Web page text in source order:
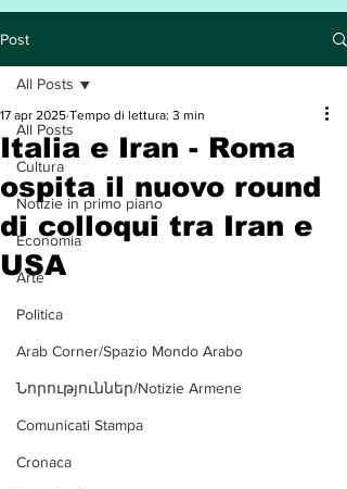
Post
All Posts
Cultura
Notizie in primo piano
Economia
Arte
Politica
Arab Corner/Spazio Mondo Arabo
Նորություններ/Notizie Armene
Comunicati Stampa
Cronaca
All Posts
Italia e Iran - Roma
ospita il nuovo round
di colloqui tra Iran e
USA
17 apr 2025 Tempo di lettura: 3 min